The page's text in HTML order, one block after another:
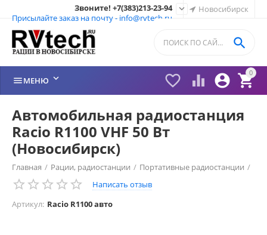
Новосибирск
Звоните! +7(383)213-23-94
Присылайте заказ на почту - info@rvtech.ru

0


 

МЕНЮ 
Автомобильная радиостанция
Racio R1100 VHF 50 Вт
(Новосибирск)
Главная / Рации, радиостанции / Портативные радиостанции /
Рации Racio (Россия)
/ Рации Racio /
Написать отзыв
Артикул: Racio R1100 авто